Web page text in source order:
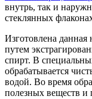
внутрь, так и
стеклянных
Изготовлена данная
путем
спирт. В
обрабатывается
водой. Во время
полезных веществ и